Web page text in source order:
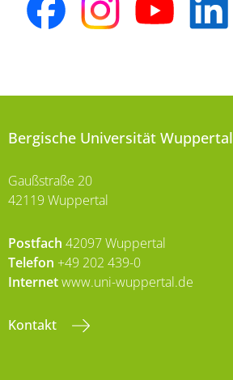
Bergische Universität Wuppertal
Gaußstraße 20
42119 Wuppertal
Postfach 42097 Wuppertal
Telefon +49 202 439-0
Internetwww.uni-wuppertal.de
Kontakt